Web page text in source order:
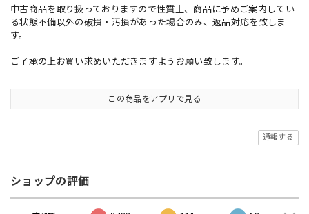
中古商品を取り扱っておりますので性質上、商品に予めご案内してい
る状態不備以外の破損・汚損があった場合のみ、返品対応を致しま
す。
ご了承の上お買い求めいただきますようお願い致します。
この商品をアプリで見る
通報する
ショップの評価